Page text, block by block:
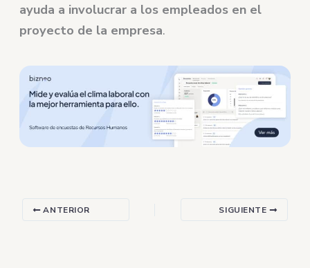
ayuda a involucrar a los empleados en el
proyecto de la empresa.
ANTERIOR SIGUIENTE